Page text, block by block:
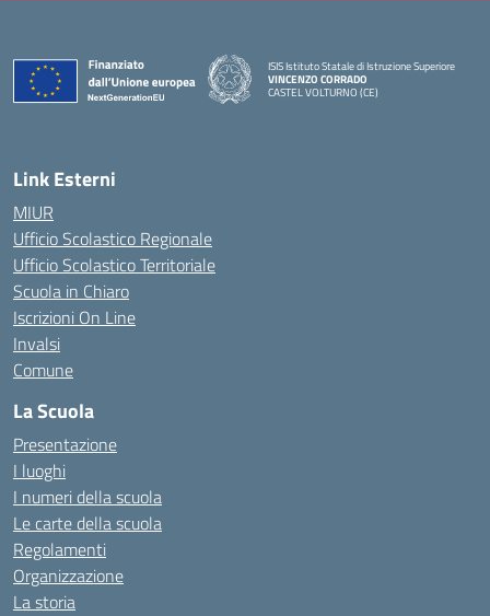
ISIS Istituto Statale di Istruzione Superiore
VINCENZO CORRADO
CASTEL VOLTURNO (CE)
Link Esterni
MIUR
Ufficio Scolastico Regionale
Ufficio Scolastico Territoriale
Scuola in Chiaro
Iscrizioni On Line
Invalsi
Comune
La Scuola
Presentazione
I luoghi
I numeri della scuola
Le carte della scuola
Regolamenti
Organizzazione
La storia